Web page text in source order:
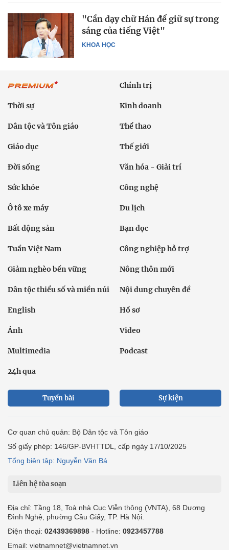
KHOA HỌC
"Cần dạy chữ Hán để giữ sự trong
sáng của tiếng Việt"
Chính trị
Thời sự Kinh doanh
Dân tộc và Tôn giáo Thể thao
Giáo dục Thế giới
Đời sống Văn hóa - Giải trí
Sức khỏe Công nghệ
Ô tô xe máy Du lịch
Bất động sản Bạn đọc
Tuần Việt Nam Công nghiệp hỗ trợ
Giảm nghèo bền vững Nông thôn mới
Dân tộc thiểu số và miền núi Nội dung chuyên đề
English Hồ sơ
Ảnh Video
Multimedia Podcast
24h qua
Tuyến bài Sự kiện
Cơ quan chủ quản: Bộ Dân tộc và Tôn giáo
Số giấy phép: 146/GP-BVHTTDL, cấp ngày 17/10/2025
Tổng biên tập: Nguyễn Văn Bá
Liên hệ tòa soạn
Địa chỉ: Tầng 18, Toà nhà Cục Viễn thông (VNTA), 68 Dương
Đình Nghệ, phường Cầu Giấy, TP. Hà Nội.
Điện thoại: 02439369898 - Hotline: 0923457788
Email: vietnamnet@vietnamnet.vn